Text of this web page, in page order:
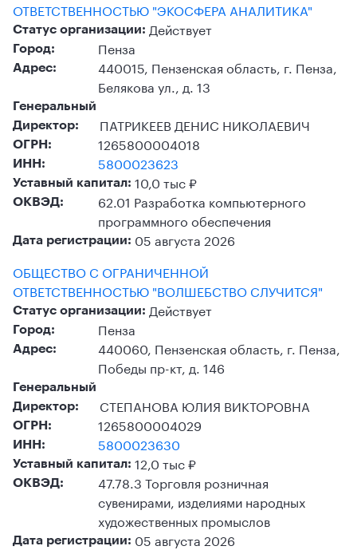
ОТВЕТСТВЕННОСТЬЮ "ЭКОСФЕРА АНАЛИТИКА"
Статус организации: Действует
Город: Пенза
Адрес:
440015, Пензенская область, г. Пенза,
Белякова ул., д. 13
Генеральный
Директор:
ПАТРИКЕЕВ ДЕНИС НИКОЛАЕВИЧ
ОГРН: 1265800004018
ИНН: 5800023623
Уставный капитал: 10,0 тыс ₽
ОКВЭД:
62.01 Разработка компьютерного
программного обеспечения
Дата регистрации: 05 августа 2026
ОБЩЕСТВО С ОГРАНИЧЕННОЙ
ОТВЕТСТВЕННОСТЬЮ "ВОЛШЕБСТВО СЛУЧИТСЯ"
Статус организации: Действует
Город: Пенза
Адрес:
440060, Пензенская область, г. Пенза,
Победы пр-кт, д. 146
Генеральный
Директор:
СТЕПАНОВА ЮЛИЯ ВИКТОРОВНА
ОГРН: 1265800004029
ИНН: 5800023630
Уставный капитал: 12,0 тыс ₽
ОКВЭД:
47.78.3 Торговля розничная
сувенирами, изделиями народных
художественных промыслов
Дата регистрации: 05 августа 2026